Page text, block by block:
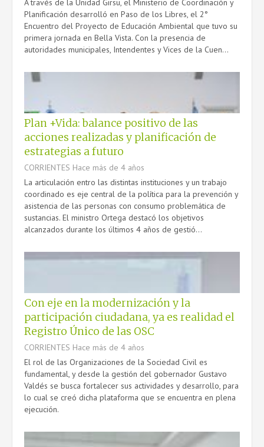
A través de la Unidad Girsu, el Ministerio de Coordinación y
Planificación desarrolló en Paso de los Libres, el 2°
Encuentro del Proyecto de Educación Ambiental que tuvo su
primera jornada en Bella Vista. Con la presencia de
autoridades municipales, Intendentes y Vices de la Cuen...
Plan +Vida: balance positivo de las
acciones realizadas y planificación de
estrategias a futuro
CORRIENTES Hace más de 4 años
La articulación entro las distintas instituciones y un trabajo
coordinado es eje central de la política para la prevención y
asistencia de las personas con consumo problemática de
sustancias. El ministro Ortega destacó los objetivos
alcanzados durante los últimos 4 años de gestió...
Con eje en la modernización y la
participación ciudadana, ya es realidad el
Registro Único de las OSC
CORRIENTES Hace más de 4 años
El rol de las Organizaciones de la Sociedad Civil es
fundamental, y desde la gestión del gobernador Gustavo
Valdés se busca fortalecer sus actividades y desarrollo, para
lo cual se creó dicha plataforma que se encuentra en plena
ejecución.